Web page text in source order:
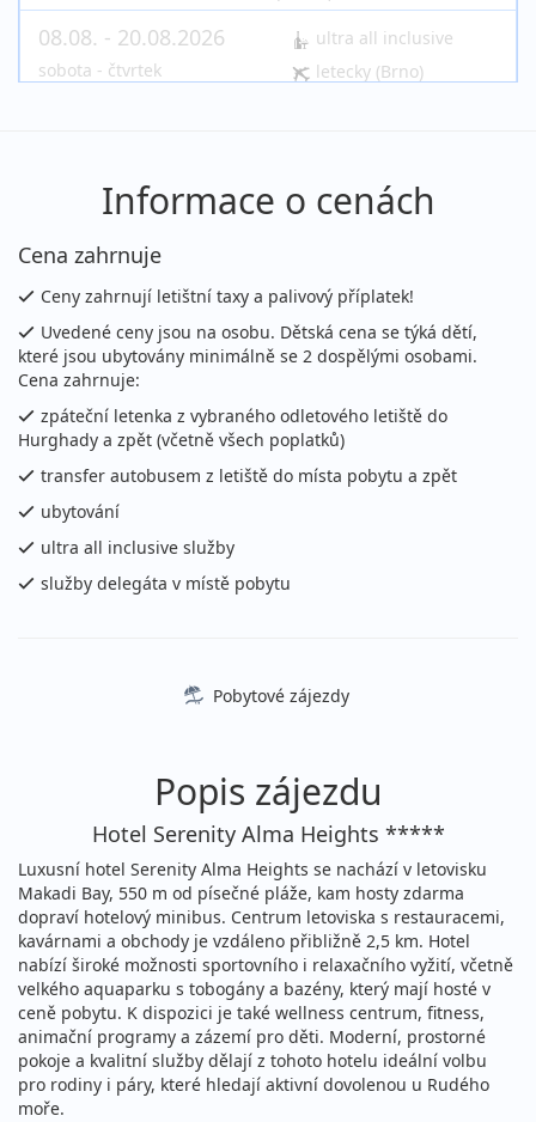
08.08. - 20.08.2026
sobota - čtvrtek
ultra all inclusive
letecky (Brno)
15.08. - 22.08.2026
sobota - sobota
ultra all inclusive
letecky (Praha)
Sleva 8%
15.08. - 22.08.2026
sobota - sobota
ultra all inclusive
letecky (Brno)
cena za 8 dní (7 nocí) Podrobnosti
15.08. - 22.08.2026
sobota - sobota
ultra all inclusive
Sleva 8%29 590 Kč
cena za 8 dní (7 nocí)
35 490 Kč 32 690 Kč
cena za 11 dní (10 nocí)
sobota - středa
letecky (Praha)
Sleva 8%37 490 Kč 34 490 Kč
cena za 12 dní (11 nocí) Podrobnosti
15.08. - 26.08.2026
sobota - středa
ultra all inclusive
letecky (Ostrava)
Sleva 8%37 490 Kč 34 490 Kč
cena za 12 dní (11 nocí) Podrobnosti
15.08. - 27.08.2026
sobota - čtvrtek
ultra all inclusive
letecky (Brno)
Informace o cenách
Cena zahrnuje
Ceny zahrnují letištní taxy a palivový příplatek!
Uvedené ceny jsou na osobu. Dětská cena se týká dětí,
které jsou ubytovány minimálně se 2 dospělými osobami.
Cena zahrnuje:
zpáteční letenka z vybraného odletového letiště do
Hurghady a zpět (včetně všech poplatků)
transfer autobusem z letiště do místa pobytu a zpět
ubytování
ultra all inclusive služby
služby delegáta v místě pobytu
Pobytové zájezdy
Popis zájezdu
Hotel Serenity Alma Heights *****
Luxusní hotel Serenity Alma Heights se nachází v letovisku
Makadi Bay, 550 m od písečné pláže, kam hosty zdarma
dopraví hotelový minibus. Centrum letoviska s restauracemi,
kavárnami a obchody je vzdáleno přibližně 2,5 km. Hotel
nabízí široké možnosti sportovního i relaxačního vyžití, včetně
velkého aquaparku s tobogány a bazény, který mají hosté v
ceně pobytu. K dispozici je také wellness centrum, fitness,
animační programy a zázemí pro děti. Moderní, prostorné
pokoje a kvalitní služby dělají z tohoto hotelu ideální volbu
pro rodiny i páry, které hledají aktivní dovolenou u Rudého
moře.